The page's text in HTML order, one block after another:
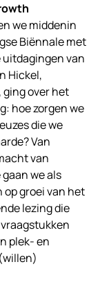
we middenin
Biënnale met
van
Hickel,
, ging over het
hoe zorgen we
die we
Van
van
we als
groei van het
lezing die
plek- en